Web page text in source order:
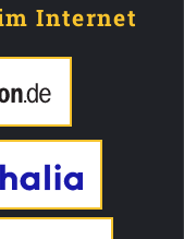
Internet